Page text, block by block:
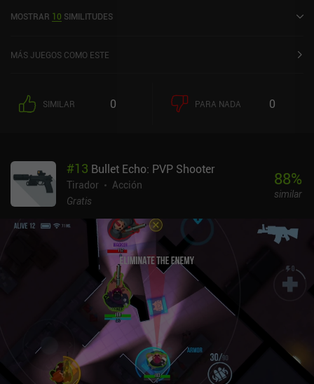
alrededor de un minuto. Cada vez que morimos, resurgimos como
jugar). Cada partida dura entre 5 y 10 minutos, lo que es perfecto
dependiendo de nuestro estilo de combate. Puedes comprar
nuevas armas con la moneda blanda del juego. Si compras el
más niveles, Mechs, sincronización con la nube, y optimizaciones
antes de que pueda considerar este juego realmente increíble.
MOSTRAR 10 SIMILITUDES
MÁS JUEGOS COMO ESTE
SIMILAR 0 PARA NADA 0
#13 Bullet Echo: PVP Shooter
Tirador
Acción
Gratis
88%
similar